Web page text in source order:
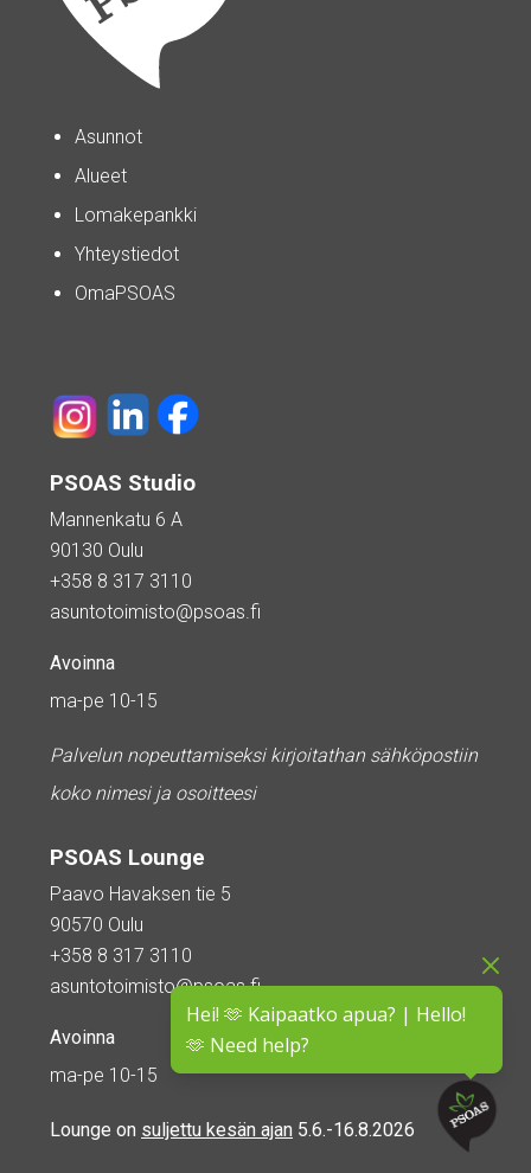
Hei! 🫶 Kaipaatko apua? | Hello!
🫶 Need help?
Asunnot
Alueet
Lomakepankki
Yhteystiedot
OmaPSOAS
PSOAS Studio
Mannenkatu 6 A
90130 Oulu
+358 8 317 3110
asuntotoimisto@psoas.fi
Avoinna
ma-pe 10-15
Palvelun nopeuttamiseksi kirjoitathan sähköpostiin
koko nimesi ja osoitteesi
PSOAS Lounge
Paavo Havaksen tie 5
90570 Oulu
+358 8 317 3110
asuntotoimisto@psoas.fi
Avoinna
ma-pe 10-15
Lounge on suljettu kesän ajan 5.6.-16.8.2026